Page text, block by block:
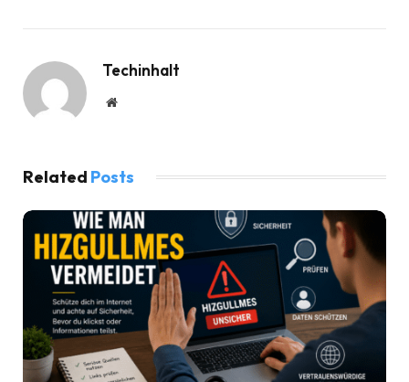
Techinhalt
Website
Related Posts